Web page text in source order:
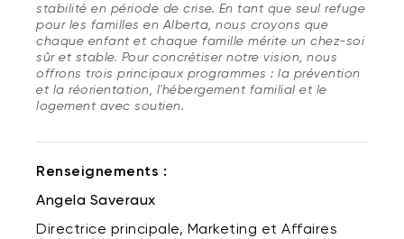
stabilité en période de crise. En tant que seul refuge
pour les familles en Alberta, nous croyons que
chaque enfant et chaque famille mérite un chez-soi
sûr et stable. Pour concrétiser notre vision, nous
offrons trois principaux programmes : la prévention
et la réorientation, l'hébergement familial et le
logement avec soutien.
Renseignements :
Angela Saveraux
Directrice principale, Marketing et Affaires